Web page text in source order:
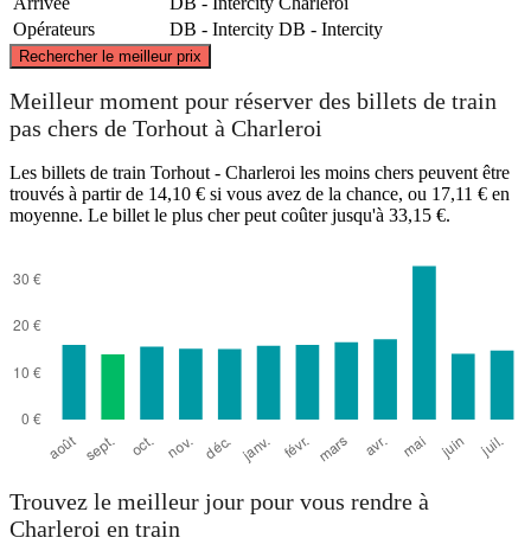
Opérateurs
DB - Intercity DB - Intercity
Rechercher le meilleur prix
©CARTO, ©OpenStreetMap
Meilleur moment pour réserver des billets de train
pas chers de Torhout à Charleroi
Les billets de train Torhout - Charleroi les moins chers peuvent être
trouvés à partir de 14,10 € si vous avez de la chance, ou 17,11 € en
moyenne. Le billet le plus cher peut coûter jusqu'à 33,15 €.
Trouvez le meilleur jour pour vous rendre à
Charleroi en train